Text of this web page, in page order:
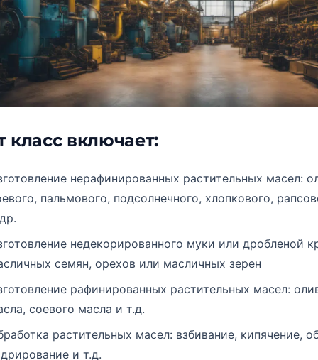
класс включает:
нерафинированных растительных масел:
пальмового, подсолнечного, хлопкового,
недекорированного муки или дробленой
семян, орехов или масличных зерен
рафинированных растительных масел:
соевого масла и т.д.
растительных масел: взбивание, кипячение,
и т.д.